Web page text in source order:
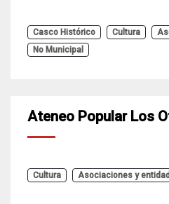
Casco Histórico Cultura
No Municipal
Ateneo Popular Los
Cultura Asociaciones y